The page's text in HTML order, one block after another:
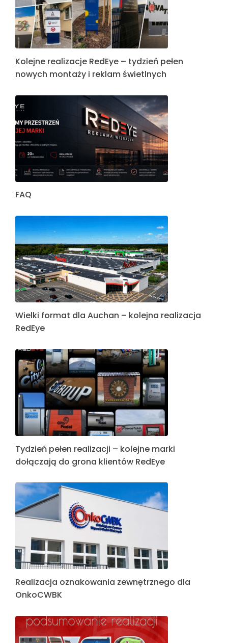
Kolejne realizacje RedEye – tydzień pełen
nowych montaży i reklam świetlnych
FAQ
Wielki format dla Auchan – kolejna realizacja
RedEye
Tydzień pełen realizacji – kolejne marki
dołączają do grona klientów RedEye
Realizacja oznakowania zewnętrznego dla
OnkoCWBK